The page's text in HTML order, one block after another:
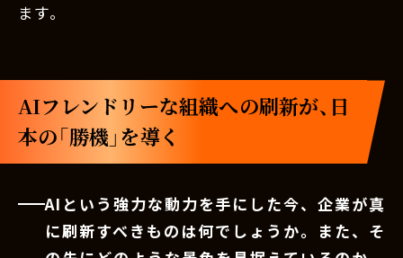
ます。
AIフレンドリーな組織への刷新が、日
本の「勝機」を導く
AIという強力な動力を手にした今、企業が真
に刷新すべきものは何でしょうか。また、そ